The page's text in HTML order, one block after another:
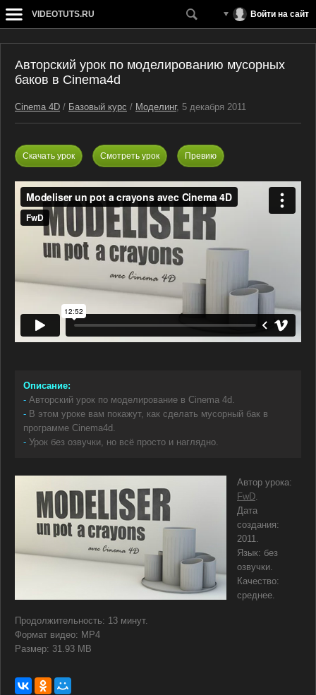
VIDEOTUTS.RU Войти на сайт
Авторский урок по моделированию мусорных
баков в Cinema4d
Cinema 4D / Базовый курс / Моделинг, 5 декабря 2011
Скачать урок Смотреть урок Превию
Описание:
- Авторский урок по моделирование в Cinema 4d.
- В этом уроке вам покажут, как сделать мусорный бак в
программе Cinema4d.
- Урок без озвучки, но всё просто и наглядно.
Автор урока:
FwD.
Дата
создания:
2011.
Язык: без
озвучки.
Качество:
среднее.
Продолжительность: 13 минут.
Формат видео: MP4
Размер: 31.93 MB